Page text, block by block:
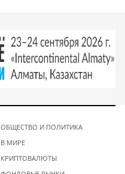
ОБЩЕСТВО И ПОЛИТИКА
В МИРЕ
КРИПТОВАЛЮТЫ